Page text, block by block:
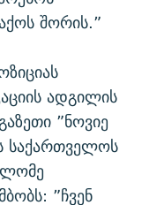
შორის.”
ადგილის
”ნოვიე
საქართველოს
”ჩვენ